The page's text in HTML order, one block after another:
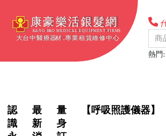
熱門:
認
識
最
新
量
身
【呼吸照護儀器】